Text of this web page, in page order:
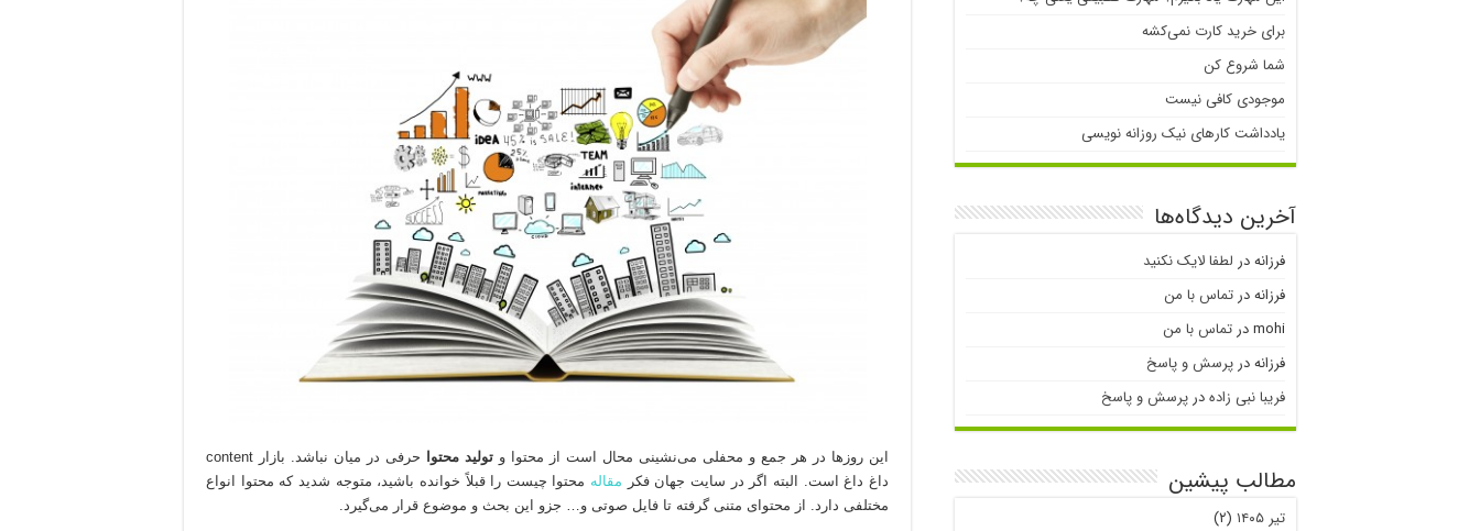
این روزها در هر جمع و محفلی می‌نشینی محال است از محتوا و تولید محتوا
حرفی در میان نباشد. بازار content
داغ داغ است. البته اگر در سایت جهان فکر مقاله محتوا چیست را قبلاً خوانده باشید، متوجه شدید که محتوا انواع
مختلفی دارد. از محتوای متنی گرفته تا فایل صوتی و… جزو این بحث و موضوع قرار می‌گیرد.
برای خرید کارت نمی‌‌کشه
شما شروع کن
موجودی کافی نیست
یادداشت کارهای نیک روزانه نویسی
آخرین دیدگاه‌ها
فرزانهدر لطفا لایک نکنید
فرزانهدر تماس با من
mohiدر تماس با من
فرزانهدر پرسش و پاسخ
فریبا نبی زادهدر پرسش و پاسخ
مطالب پیشین
تیر ۱۴۰۵
(۲)